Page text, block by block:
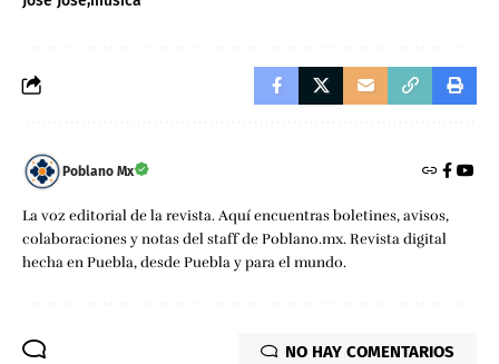
Poblano Mx
La voz editorial de la revista. Aquí encuentras boletines, avisos,
colaboraciones y notas del staff de Poblano.mx. Revista digital
hecha en Puebla, desde Puebla y para el mundo.
NO HAY COMENTARIOS